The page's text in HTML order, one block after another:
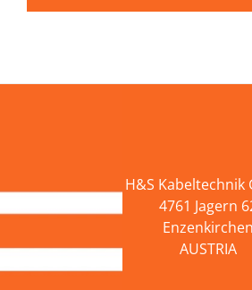
H&S Kabeltechnik
4761 Jagern
Enzenkirchen
AUSTRIA